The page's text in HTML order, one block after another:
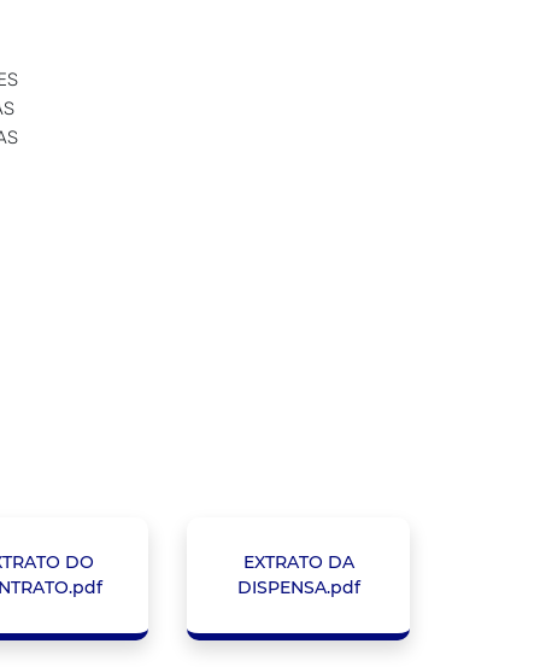
DO
EXTRATO DA
DISPENSA.pdf